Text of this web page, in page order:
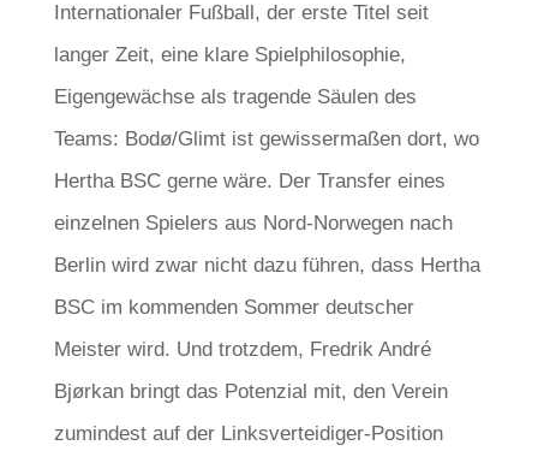
Internationaler Fußball, der erste Titel seit
langer Zeit, eine klare Spielphilosophie,
Eigengewächse als tragende Säulen des
Teams: Bodø/Glimt ist gewissermaßen dort, wo
Hertha BSC gerne wäre. Der Transfer eines
einzelnen Spielers aus Nord-Norwegen nach
Berlin wird zwar nicht dazu führen, dass Hertha
BSC im kommenden Sommer deutscher
Meister wird. Und trotzdem, Fredrik André
Bjørkan bringt das Potenzial mit, den Verein
zumindest auf der Linksverteidiger-Position